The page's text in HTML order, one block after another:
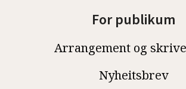
For publikum
Arrangement og
Nyheitsbrev